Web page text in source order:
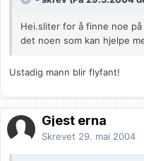
Hei.sliter for å finne noe
det noen som kan hjelpe
Ustadig mann blir flyfant!
Gjest erna
Skrevet 29. mai 2004